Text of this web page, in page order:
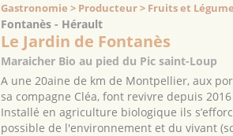
Gastronomie > Producteur > Fruits et
Fontanès - Hérault
Le Jardin de Fontanès
Maraicher Bio au pied du Pic saint-Loup
A une 20aine de km de Montpellier, aux
sa compagne Cléa, font revivre depuis
Installé en agriculture biologique ils
possible de l'environnement et du vivant